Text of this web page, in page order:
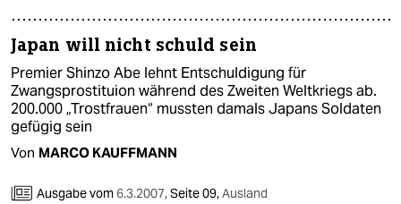
Japan will nicht schuld sein
Premier Shinzo Abe lehnt Entschuldigung für
Zwangsprostituion während des Zweiten Weltkriegs ab.
200.000 „Trostfrauen“ mussten damals Japans Soldaten
gefügig sein
Von MARCO KAUFFMANN
Ausgabe vom6.3.2007,Seite 09,Ausland